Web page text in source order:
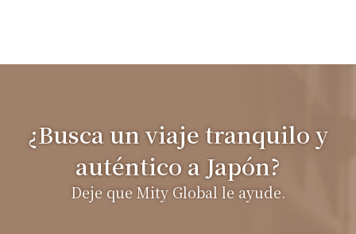
¿Busca un viaje tranquilo y
auténtico a Japón?
Deje que Mity Global le ayude.